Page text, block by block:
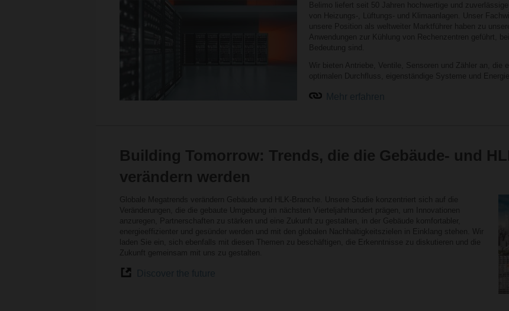
Belimo liefert seit 50 Jahren hochwertige und
von Heizungs-, Lüftungs- und Klimaanlagen. Unser
unsere Position als weltweiter Marktführer haben zu
Anwendungen zur Kühlung von Rechenzentren geführt,
Bedeutung sind.
Wir bieten Antriebe, Ventile, Sensoren und Zähler an, die
optimalen Durchfluss, eigenständige Systeme und
Building Tomorrow: Trends, die die Gebäude- und
verändern werden
Globale Megatrends verändern Gebäude und HLK-Branche. Unsere Studie konzentriert sich auf die
Veränderungen, die die gebaute Umgebung im nächsten Vierteljahrhundert prägen, um Innovationen
anzuregen, Partnerschaften zu stärken und eine Zukunft zu gestalten, in der Gebäude komfortabler,
energieeffizienter und gesünder werden und mit den globalen Nachhaltigkeitszielen in Einklang stehen. Wir
laden Sie ein, sich ebenfalls mit diesen Themen zu beschäftigen, die Erkenntnisse zu diskutieren und die
Zukunft gemeinsam mit uns zu gestalten.